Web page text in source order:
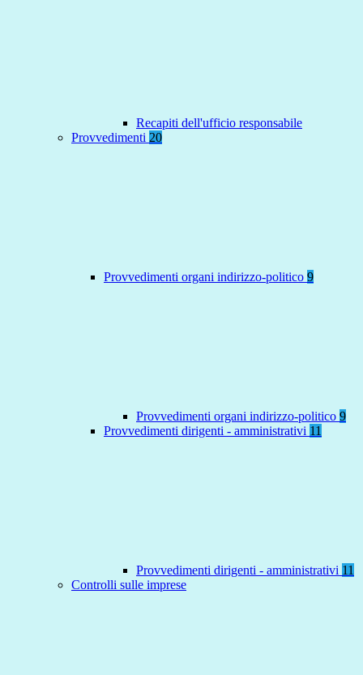
Recapiti dell'ufficio responsabile
Provvedimenti 20
Provvedimenti organi indirizzo-politico 9
Provvedimenti organi indirizzo-politico 9
Provvedimenti dirigenti - amministrativi 11
Provvedimenti dirigenti - amministrativi 11
Controlli sulle imprese